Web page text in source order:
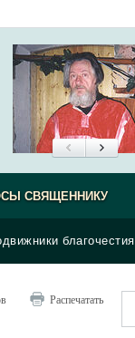
благочестия
СВЯЩЕННИКУ
Распечатать